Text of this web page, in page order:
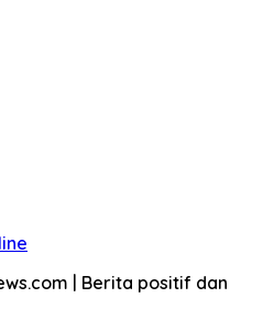
| Berita positif dan